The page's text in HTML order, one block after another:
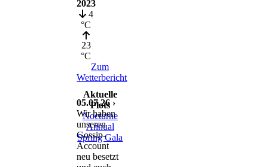
2023
4
°C
23
°C
Zum
Wetterbericht
Aktuelle
Plots
Nocturne
Annual
Spring Gala
05.07.26 ›
Wir haben
unseren
Gossip-
Account
neu besetzt